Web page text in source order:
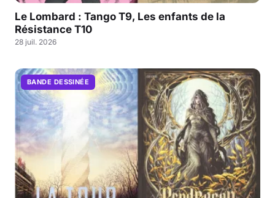
Le Lombard : Tango T9, Les enfants de la
Résistance T10
28 juil. 2026
BANDE DESSINÉE